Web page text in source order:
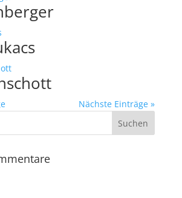
Nächste Einträge »